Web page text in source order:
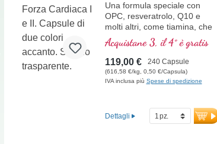
Una formula speciale con
OPC, resveratrolo, Q10 e
molti altri, come tiamina, che
contribuisce alla normale
funzione cardiaca. (Formula 1
e Formula 2)
Acquistane 3, il 4° è gratis
119,00 € 240 Capsule
(616,58 €/kg, 0,50 €/Capsula)
IVA inclusa più Spese di spedizione
Dettagli